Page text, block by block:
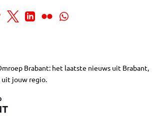
Brabant: het laatste nieuws uit Brabant,
jouw regio.